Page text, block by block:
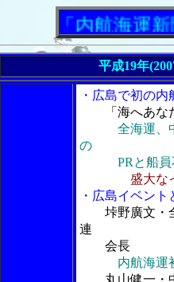
「内航海運新聞」
平成19年
・広島で初の
「海へあな
全海運、
の
PRと船員不
盛大な
・広島イベン
垰野廣文・
連
会長
内航海運
丸山健一・